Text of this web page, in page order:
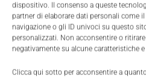
dispositivo. Il consenso a queste
partner di elaborare dati personali come
navigazione o gli ID univoci su questo
personalizzati. Non acconsentire o
negativamente su alcune caratteristiche
Clicca qui sotto per acconsentire a